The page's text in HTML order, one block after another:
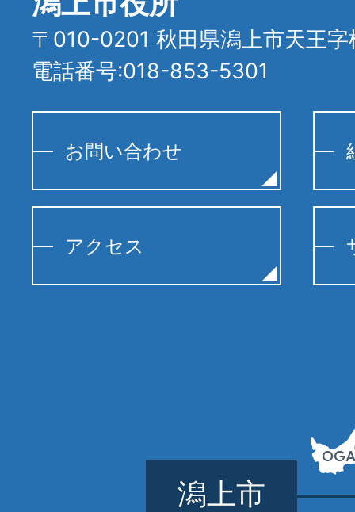
〒010-0201 秋田県潟上市天王
電話番号:018-853-5301
お問い合わせ
アクセス
潟上市